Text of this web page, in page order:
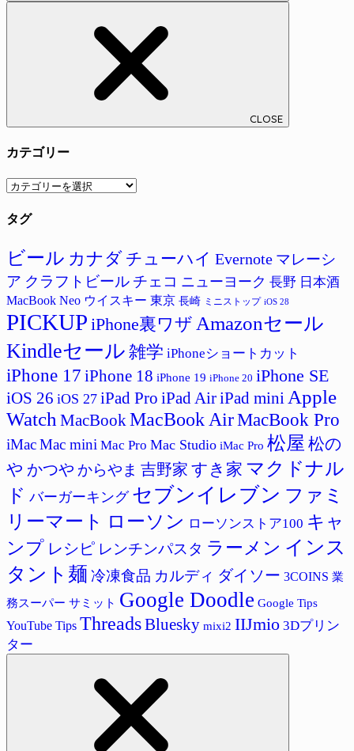
CLOSE
カテゴリー
カ
ゴ
ー
タグ
ビール カナダ チューハイ Evernote マレーシ
ア クラフトビール チェコ ニューヨーク 長野 日本酒
MacBook Neo ウイスキー 東京 長崎 ミニストップ iOS 28
PICKUP iPhone裏ワザ Amazonセール
Kindleセール 雑学 iPhoneショートカット
iPhone 17 iPhone 18 iPhone 19 iPhone 20 iPhone SE
iOS 26 iOS 27 iPad Pro iPad AiriPad mini Apple
Watch MacBook MacBook AirMacBook Pro
iMacMac mini Mac Pro Mac Studio iMac Pro 松屋 松の
や かつや からやま 吉野家 すき家 マクドナル
ド バーガーキング セブンイレブン ファミ
リーマート ローソン ローソンストア100 キャ
ンプ レシピ レンチンパスタ ラーメン インス
タント麺 冷凍食品 カルディ ダイソー 3COINS 業
務スーパー サミット Google Doodle Google Tips
YouTube Tips ThreadsBluesky mixi2 IIJmio 3Dプリン
ター